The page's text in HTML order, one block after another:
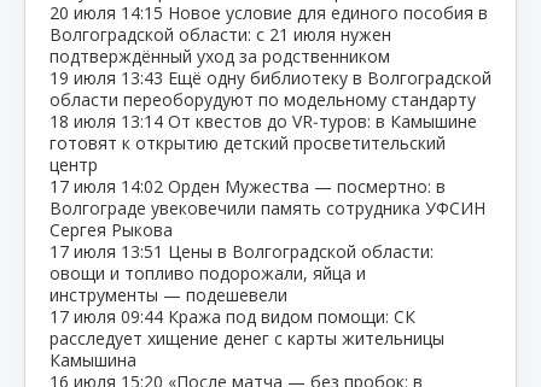
20 июля 14:15 Новое условие для единого пособия в
Волгоградской области: с 21 июля нужен
подтверждённый уход за родственником
19 июля 13:43 Ещё одну библиотеку в Волгоградской
области переоборудуют по модельному стандарту
18 июля 13:14 От квестов до VR‑туров: в Камышине
готовят к открытию детский просветительский
центр
17 июля 14:02 Орден Мужества — посмертно: в
Волгограде увековечили память сотрудника УФСИН
Сергея Рыкова
17 июля 13:51 Цены в Волгоградской области:
овощи и топливо подорожали, яйца и
инструменты — подешевели
17 июля 09:44 Кража под видом помощи: СК
расследует хищение денег с карты жительницы
Камышина
16 июля 15:20 «После матча — без пробок: в